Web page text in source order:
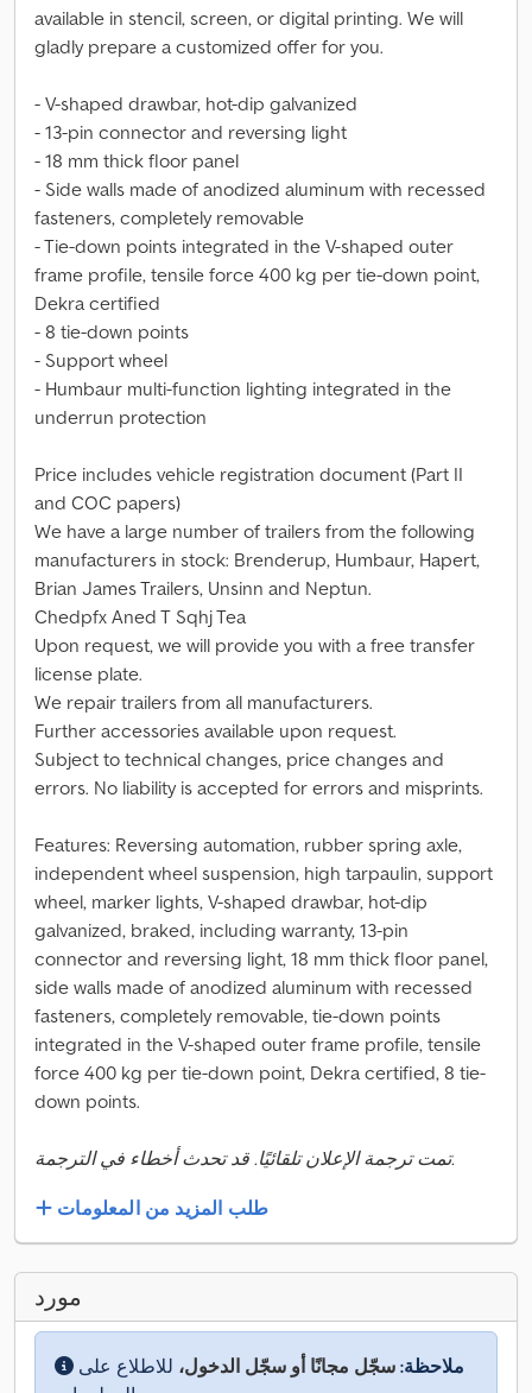
available in stencil, screen, or digital printing. We will
gladly prepare a customized offer for you.
- V-shaped drawbar, hot-dip galvanized
- 13-pin connector and reversing light
- 18 mm thick floor panel
- Side walls made of anodized aluminum with recessed
fasteners, completely removable
- Tie-down points integrated in the V-shaped outer
frame profile, tensile force 400 kg per tie-down point,
Dekra certified
- 8 tie-down points
- Support wheel
- Humbaur multi-function lighting integrated in the
underrun protection
Price includes vehicle registration document (Part II
and COC papers)
We have a large number of trailers from the following
manufacturers in stock: Brenderup, Humbaur, Hapert,
Brian James Trailers, Unsinn and Neptun.
Chedpfx Aned T Sqhj Tea
Upon request, we will provide you with a free transfer
license plate.
We repair trailers from all manufacturers.
Further accessories available upon request.
Subject to technical changes, price changes and
errors. No liability is accepted for errors and misprints.
Features: Reversing automation, rubber spring axle,
independent wheel suspension, high tarpaulin, support
wheel, marker lights, V-shaped drawbar, hot-dip
galvanized, braked, including warranty, 13-pin
connector and reversing light, 18 mm thick floor panel,
side walls made of anodized aluminum with recessed
fasteners, completely removable, tie-down points
integrated in the V-shaped outer frame profile, tensile
force 400 kg per tie-down point, Dekra certified, 8 tie-
down points.
تمت ترجمة الإعلان تلقائيًا. قد تحدث أخطاء في الترجمة.
طلب المزيد من المعلومات
مورد
ملاحظة: سجّل مجانًا أو سجّل الدخول، للاطلاع على